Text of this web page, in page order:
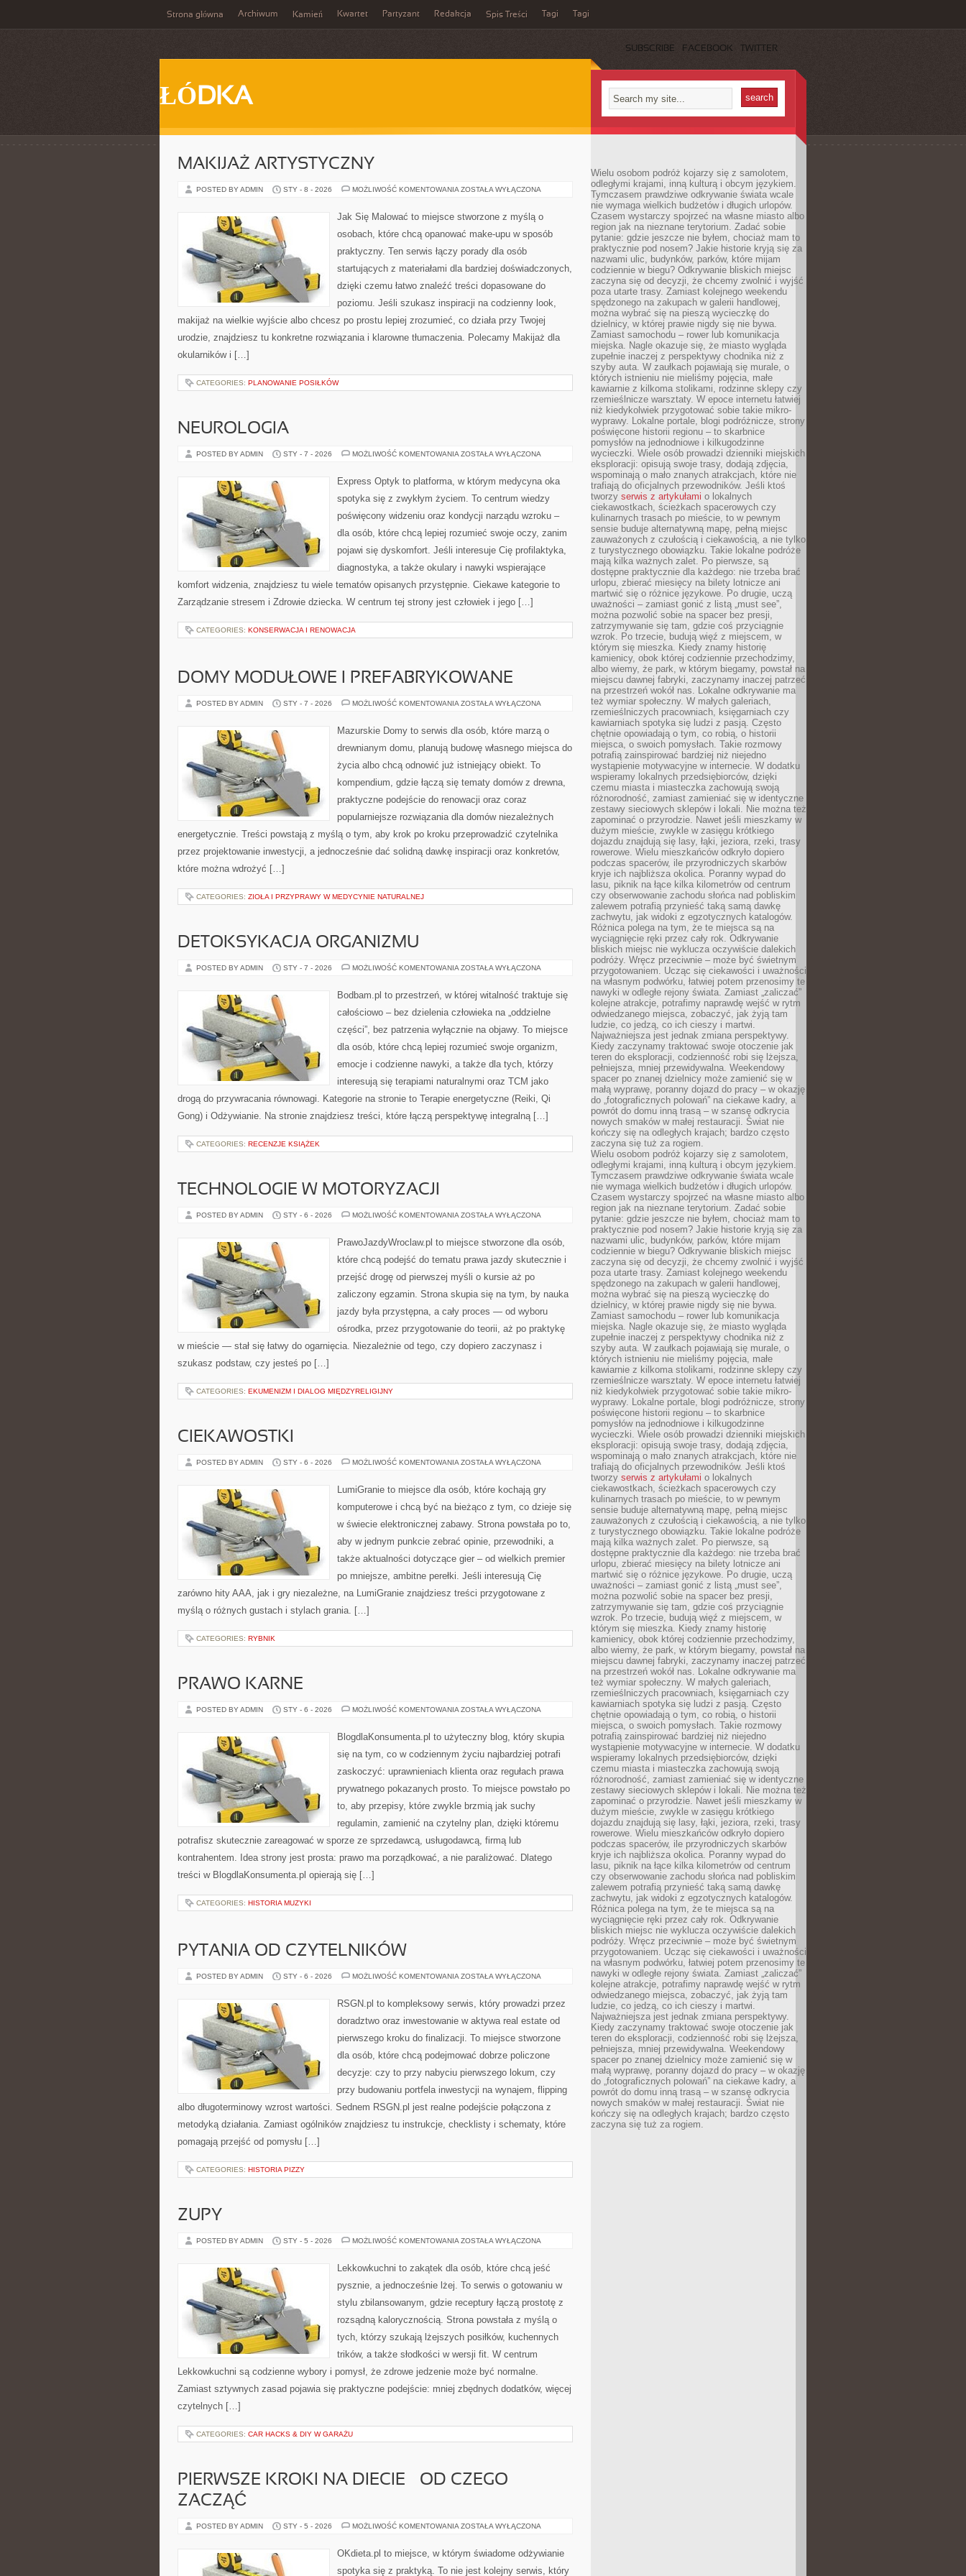
Strona główna Archiwum Kamień Kwartet Partyzant Redakcja Spis Treści Tagi Tagi
SUBSCRIBE FACEBOOK TWITTER
ŁÓDKA
MAKIJAŻ ARTYSTYCZNY
POSTED BY ADMIN STY - 8 - 2026 MOŻLIWOŚĆ KOMENTOWANIA MAKIJAŻ
ZOSTAŁA WYŁĄCZONA
Jak Się Malować to miejsce stworzone z myślą o
osobach, które chcą opanować make-upu w sposób
praktyczny. Ten serwis łączy porady dla osób
startujących z materiałami dla bardziej doświadczonych,
dzięki czemu łatwo znaleźć treści dopasowane do
poziomu. Jeśli szukasz inspiracji na codzienny look,
makijaż na wielkie wyjście albo chcesz po prostu lepiej zrozumieć, co działa przy Twojej
urodzie, znajdziesz tu konkretne rozwiązania i klarowne tłumaczenia. Polecamy Makijaż dla
okularników i […]
CATEGORIES: PLANOWANIE POSIŁKÓW
NEUROLOGIA
POSTED BY ADMIN STY - 7 - 2026 MOŻLIWOŚĆ KOMENTOWANIA NEUROLOGIA
ZOSTAŁA WYŁĄCZONA
Express Optyk to platforma, w którym medycyna oka
spotyka się z zwykłym życiem. To centrum wiedzy
poświęcony widzeniu oraz kondycji narządu wzroku –
dla osób, które chcą lepiej rozumieć swoje oczy, zanim
pojawi się dyskomfort. Jeśli interesuje Cię profilaktyka,
diagnostyka, a także okulary i nawyki wspierające
komfort widzenia, znajdziesz tu wiele tematów opisanych przystępnie. Ciekawe kategorie to
Zarządzanie stresem i Zdrowie dziecka. W centrum tej strony jest człowiek i jego […]
CATEGORIES: KONSERWACJA I RENOWACJA
DOMY MODUŁOWE I PREFABRYKOWANE
POSTED BY ADMIN STY - 7 - 2026 MOŻLIWOŚĆ KOMENTOWANIA DOMY
PREFABRYKOWANE
ZOSTAŁA WYŁĄCZONA
Mazurskie Domy to serwis dla osób, które marzą o
drewnianym domu, planują budowę własnego miejsca do
życia albo chcą odnowić już istniejący obiekt. To
kompendium, gdzie łączą się tematy domów z drewna,
praktyczne podejście do renowacji oraz coraz
popularniejsze rozwiązania dla domów niezależnych
energetycznie. Treści powstają z myślą o tym, aby krok po kroku przeprowadzić czytelnika
przez projektowanie inwestycji, a jednocześnie dać solidną dawkę inspiracji oraz konkretów,
które można wdrożyć […]
CATEGORIES: ZIOŁA I PRZYPRAWY W MEDYCYNIE NATURALNEJ
DETOKSYKACJA ORGANIZMU
POSTED BY ADMIN STY - 7 - 2026 MOŻLIWOŚĆ KOMENTOWANIA DETOKSYKACJA
ZOSTAŁA WYŁĄCZONA
Bodbam.pl to przestrzeń, w której witalność traktuje się
całościowo – bez dzielenia człowieka na „oddzielne
części”, bez patrzenia wyłącznie na objawy. To miejsce
dla osób, które chcą lepiej rozumieć swoje organizm,
emocje i codzienne nawyki, a także dla tych, którzy
interesują się terapiami naturalnymi oraz TCM jako
drogą do przywracania równowagi. Kategorie na stronie to Terapie energetyczne (Reiki, Qi
Gong) i Odżywianie. Na stronie znajdziesz treści, które łączą perspektywę integralną […]
CATEGORIES: RECENZJE KSIĄŻEK
TECHNOLOGIE W MOTORYZACJI
POSTED BY ADMIN STY - 6 - 2026 MOŻLIWOŚĆ KOMENTOWANIA TECHNOLOGIE
ZOSTAŁA WYŁĄCZONA
PrawoJazdyWroclaw.pl to miejsce stworzone dla osób,
które chcą podejść do tematu prawa jazdy skutecznie i
przejść drogę od pierwszej myśli o kursie aż po
zaliczony egzamin. Strona skupia się na tym, by nauka
jazdy była przystępna, a cały proces — od wyboru
ośrodka, przez przygotowanie do teorii, aż po praktykę
w mieście — stał się łatwy do ogarnięcia. Niezależnie od tego, czy dopiero zaczynasz i
szukasz podstaw, czy jesteś po […]
CATEGORIES: EKUMENIZM I DIALOG MIĘDZYRELIGIJNY
CIEKAWOSTKI
POSTED BY ADMIN STY - 6 - 2026 MOŻLIWOŚĆ KOMENTOWANIA CIEKAWOSTKI
ZOSTAŁA WYŁĄCZONA
LumiGranie to miejsce dla osób, które kochają gry
komputerowe i chcą być na bieżąco z tym, co dzieje się
w świecie elektronicznej zabawy. Strona powstała po to,
aby w jednym punkcie zebrać opinie, przewodniki, a
także aktualności dotyczące gier – od wielkich premier
po mniejsze, ambitne perełki. Jeśli interesują Cię
zarówno hity AAA, jak i gry niezależne, na LumiGranie znajdziesz treści przygotowane z
myślą o różnych gustach i stylach grania. […]
CATEGORIES: RYBNIK
PRAWO KARNE
POSTED BY ADMIN STY - 6 - 2026 MOŻLIWOŚĆ KOMENTOWANIA PRAWO
ZOSTAŁA WYŁĄCZONA
BlogdlaKonsumenta.pl to użyteczny blog, który skupia
się na tym, co w codziennym życiu najbardziej potrafi
zaskoczyć: uprawnieniach klienta oraz regułach prawa
prywatnego pokazanych prosto. To miejsce powstało po
to, aby przepisy, które zwykle brzmią jak suchy
regulamin, zamienić na czytelny plan, dzięki któremu
potrafisz skutecznie zareagować w sporze ze sprzedawcą, usługodawcą, firmą lub
kontrahentem. Idea strony jest prosta: prawo ma porządkować, a nie paraliżować. Dlatego
treści w BlogdlaKonsumenta.pl opierają się […]
CATEGORIES: HISTORIA MUZYKI
PYTANIA OD CZYTELNIKÓW
POSTED BY ADMIN STY - 6 - 2026 MOŻLIWOŚĆ KOMENTOWANIA PYTANIA
ZOSTAŁA WYŁĄCZONA
RSGN.pl to kompleksowy serwis, który prowadzi przez
doradztwo oraz inwestowanie w aktywa real estate od
pierwszego kroku do finalizacji. To miejsce stworzone
dla osób, które chcą podejmować dobrze policzone
decyzje: czy to przy nabyciu pierwszego lokum, czy
przy budowaniu portfela inwestycji na wynajem, flipping
albo długoterminowy wzrost wartości. Sednem RSGN.pl jest realne podejście połączona z
metodyką działania. Zamiast ogólników znajdziesz tu instrukcje, checklisty i schematy, które
pomagają przejść od pomysłu […]
CATEGORIES: HISTORIA PIZZY
ZUPY
POSTED BY ADMIN STY - 5 - 2026 MOŻLIWOŚĆ KOMENTOWANIA ZUPY
ZOSTAŁA WYŁĄCZONA
Lekkowkuchni to zakątek dla osób, które chcą jeść
pysznie, a jednocześnie lżej. To serwis o gotowaniu w
stylu zbilansowanym, gdzie receptury łączą prostotę z
rozsądną kalorycznością. Strona powstała z myślą o
tych, którzy szukają lżejszych posiłków, kuchennych
trików, a także słodkości w wersji fit. W centrum
Lekkowkuchni są codzienne wybory i pomysł, że zdrowe jedzenie może być normalne.
Zamiast sztywnych zasad pojawia się praktyczne podejście: mniej zbędnych dodatków, więcej
czytelnych […]
CATEGORIES: CAR HACKS & DIY W GARAŻU
PIERWSZE KROKI NA DIECIE – OD CZEGO
ZACZĄĆ
POSTED BY ADMIN STY - 5 - 2026 MOŻLIWOŚĆ KOMENTOWANIA PIERWSZE
DIECIE
–
CZEGO
ZOSTAŁA WYŁĄCZONA
OKdieta.pl to miejsce, w którym świadome odżywianie
spotyka się z praktyką. To nie jest kolejny serwis, który
Wielu osobom podróż kojarzy się z samolotem,
odległymi krajami, inną kulturą i obcym językiem.
Tymczasem prawdziwe odkrywanie świata wcale
nie wymaga wielkich budżetów i długich urlopów.
Czasem wystarczy spojrzeć na własne miasto albo
region jak na nieznane terytorium. Zadać sobie
pytanie: gdzie jeszcze nie byłem, chociaż mam to
praktycznie pod nosem? Jakie historie kryją się za
nazwami ulic, budynków, parków, które mijam
codziennie w biegu? Odkrywanie bliskich miejsc
zaczyna się od decyzji, że chcemy zwolnić i wyjść
poza utarte trasy. Zamiast kolejnego weekendu
spędzonego na zakupach w galerii handlowej,
można wybrać się na pieszą wycieczkę do
dzielnicy, w której prawie nigdy się nie bywa.
Zamiast samochodu – rower lub komunikacja
miejska. Nagle okazuje się, że miasto wygląda
zupełnie inaczej z perspektywy chodnika niż z
szyby auta. W zaułkach pojawiają się murale, o
których istnieniu nie mieliśmy pojęcia, małe
kawiarnie z kilkoma stolikami, rodzinne sklepy czy
rzemieślnicze warsztaty. W epoce internetu łatwiej
niż kiedykolwiek przygotować sobie takie mikro-
wyprawy. Lokalne portale, blogi podróżnicze, strony
poświęcone historii regionu – to skarbnice
pomysłów na jednodniowe i kilkugodzinne
wycieczki. Wiele osób prowadzi dzienniki miejskich
eksploracji: opisują swoje trasy, dodają zdjęcia,
wspominają o mało znanych atrakcjach, które nie
trafiają do oficjalnych przewodników. Jeśli ktoś
tworzy serwis z artykułami o lokalnych
ciekawostkach, ścieżkach spacerowych czy
kulinarnych trasach po mieście, to w pewnym
sensie buduje alternatywną mapę, pełną miejsc
zauważonych z czułością i ciekawością, a nie tylko
z turystycznego obowiązku. Takie lokalne podróże
mają kilka ważnych zalet. Po pierwsze, są
dostępne praktycznie dla każdego: nie trzeba brać
urlopu, zbierać miesięcy na bilety lotnicze ani
martwić się o różnice językowe. Po drugie, uczą
uważności – zamiast gonić z listą „must see”,
można pozwolić sobie na spacer bez presji,
zatrzymywanie się tam, gdzie coś przyciągnie
wzrok. Po trzecie, budują więź z miejscem, w
którym się mieszka. Kiedy znamy historię
kamienicy, obok której codziennie przechodzimy,
albo wiemy, że park, w którym biegamy, powstał na
miejscu dawnej fabryki, zaczynamy inaczej patrzeć
na przestrzeń wokół nas. Lokalne odkrywanie ma
też wymiar społeczny. W małych galeriach,
rzemieślniczych pracowniach, księgarniach czy
kawiarniach spotyka się ludzi z pasją. Często
chętnie opowiadają o tym, co robią, o historii
miejsca, o swoich pomysłach. Takie rozmowy
potrafią zainspirować bardziej niż niejedno
wystąpienie motywacyjne w internecie. W dodatku
wspieramy lokalnych przedsiębiorców, dzięki
czemu miasta i miasteczka zachowują swoją
różnorodność, zamiast zamieniać się w identyczne
zestawy sieciowych sklepów i lokali. Nie można też
zapominać o przyrodzie. Nawet jeśli mieszkamy w
dużym mieście, zwykle w zasięgu krótkiego
dojazdu znajdują się lasy, łąki, jeziora, rzeki, trasy
rowerowe. Wielu mieszkańców odkryło dopiero
podczas spacerów, ile przyrodniczych skarbów
kryje ich najbliższa okolica. Poranny wypad do
lasu, piknik na łące kilka kilometrów od centrum
czy obserwowanie zachodu słońca nad pobliskim
zalewem potrafią przynieść taką samą dawkę
zachwytu, jak widoki z egzotycznych katalogów.
Różnica polega na tym, że te miejsca są na
wyciągnięcie ręki przez cały rok. Odkrywanie
bliskich miejsc nie wyklucza oczywiście dalekich
podróży. Wręcz przeciwnie – może być świetnym
przygotowaniem. Ucząc się ciekawości i uważności
na własnym podwórku, łatwiej potem przenosimy te
nawyki w odległe rejony świata. Zamiast „zaliczać”
kolejne atrakcje, potrafimy naprawdę wejść w rytm
odwiedzanego miejsca, zobaczyć, jak żyją tam
ludzie, co jedzą, co ich cieszy i martwi.
Najważniejsza jest jednak zmiana perspektywy.
Kiedy zaczynamy traktować swoje otoczenie jak
teren do eksploracji, codzienność robi się lżejsza,
pełniejsza, mniej przewidywalna. Weekendowy
spacer po znanej dzielnicy może zamienić się w
małą wyprawę, poranny dojazd do pracy – w okazję
do „fotograficznych polowań” na ciekawe kadry, a
powrót do domu inną trasą – w szansę odkrycia
nowych smaków w małej restauracji. Świat nie
kończy się na odległych krajach; bardzo często
zaczyna się tuż za rogiem.
Wielu osobom podróż kojarzy się z samolotem,
odległymi krajami, inną kulturą i obcym językiem.
Tymczasem prawdziwe odkrywanie świata wcale
nie wymaga wielkich budżetów i długich urlopów.
Czasem wystarczy spojrzeć na własne miasto albo
region jak na nieznane terytorium. Zadać sobie
pytanie: gdzie jeszcze nie byłem, chociaż mam to
praktycznie pod nosem? Jakie historie kryją się za
nazwami ulic, budynków, parków, które mijam
codziennie w biegu? Odkrywanie bliskich miejsc
zaczyna się od decyzji, że chcemy zwolnić i wyjść
poza utarte trasy. Zamiast kolejnego weekendu
spędzonego na zakupach w galerii handlowej,
można wybrać się na pieszą wycieczkę do
dzielnicy, w której prawie nigdy się nie bywa.
Zamiast samochodu – rower lub komunikacja
miejska. Nagle okazuje się, że miasto wygląda
zupełnie inaczej z perspektywy chodnika niż z
szyby auta. W zaułkach pojawiają się murale, o
których istnieniu nie mieliśmy pojęcia, małe
kawiarnie z kilkoma stolikami, rodzinne sklepy czy
rzemieślnicze warsztaty. W epoce internetu łatwiej
niż kiedykolwiek przygotować sobie takie mikro-
wyprawy. Lokalne portale, blogi podróżnicze, strony
poświęcone historii regionu – to skarbnice
pomysłów na jednodniowe i kilkugodzinne
wycieczki. Wiele osób prowadzi dzienniki miejskich
eksploracji: opisują swoje trasy, dodają zdjęcia,
wspominają o mało znanych atrakcjach, które nie
trafiają do oficjalnych przewodników. Jeśli ktoś
tworzy serwis z artykułami o lokalnych
ciekawostkach, ścieżkach spacerowych czy
kulinarnych trasach po mieście, to w pewnym
sensie buduje alternatywną mapę, pełną miejsc
zauważonych z czułością i ciekawością, a nie tylko
z turystycznego obowiązku. Takie lokalne podróże
mają kilka ważnych zalet. Po pierwsze, są
dostępne praktycznie dla każdego: nie trzeba brać
urlopu, zbierać miesięcy na bilety lotnicze ani
martwić się o różnice językowe. Po drugie, uczą
uważności – zamiast gonić z listą „must see”,
można pozwolić sobie na spacer bez presji,
zatrzymywanie się tam, gdzie coś przyciągnie
wzrok. Po trzecie, budują więź z miejscem, w
którym się mieszka. Kiedy znamy historię
kamienicy, obok której codziennie przechodzimy,
albo wiemy, że park, w którym biegamy, powstał na
miejscu dawnej fabryki, zaczynamy inaczej patrzeć
na przestrzeń wokół nas. Lokalne odkrywanie ma
też wymiar społeczny. W małych galeriach,
rzemieślniczych pracowniach, księgarniach czy
kawiarniach spotyka się ludzi z pasją. Często
chętnie opowiadają o tym, co robią, o historii
miejsca, o swoich pomysłach. Takie rozmowy
potrafią zainspirować bardziej niż niejedno
wystąpienie motywacyjne w internecie. W dodatku
wspieramy lokalnych przedsiębiorców, dzięki
czemu miasta i miasteczka zachowują swoją
różnorodność, zamiast zamieniać się w identyczne
zestawy sieciowych sklepów i lokali. Nie można też
zapominać o przyrodzie. Nawet jeśli mieszkamy w
dużym mieście, zwykle w zasięgu krótkiego
dojazdu znajdują się lasy, łąki, jeziora, rzeki, trasy
rowerowe. Wielu mieszkańców odkryło dopiero
podczas spacerów, ile przyrodniczych skarbów
kryje ich najbliższa okolica. Poranny wypad do
lasu, piknik na łące kilka kilometrów od centrum
czy obserwowanie zachodu słońca nad pobliskim
zalewem potrafią przynieść taką samą dawkę
zachwytu, jak widoki z egzotycznych katalogów.
Różnica polega na tym, że te miejsca są na
wyciągnięcie ręki przez cały rok. Odkrywanie
bliskich miejsc nie wyklucza oczywiście dalekich
podróży. Wręcz przeciwnie – może być świetnym
przygotowaniem. Ucząc się ciekawości i uważności
na własnym podwórku, łatwiej potem przenosimy te
nawyki w odległe rejony świata. Zamiast „zaliczać”
kolejne atrakcje, potrafimy naprawdę wejść w rytm
odwiedzanego miejsca, zobaczyć, jak żyją tam
ludzie, co jedzą, co ich cieszy i martwi.
Najważniejsza jest jednak zmiana perspektywy.
Kiedy zaczynamy traktować swoje otoczenie jak
teren do eksploracji, codzienność robi się lżejsza,
pełniejsza, mniej przewidywalna. Weekendowy
spacer po znanej dzielnicy może zamienić się w
małą wyprawę, poranny dojazd do pracy – w okazję
do „fotograficznych polowań” na ciekawe kadry, a
powrót do domu inną trasą – w szansę odkrycia
nowych smaków w małej restauracji. Świat nie
kończy się na odległych krajach; bardzo często
zaczyna się tuż za rogiem.